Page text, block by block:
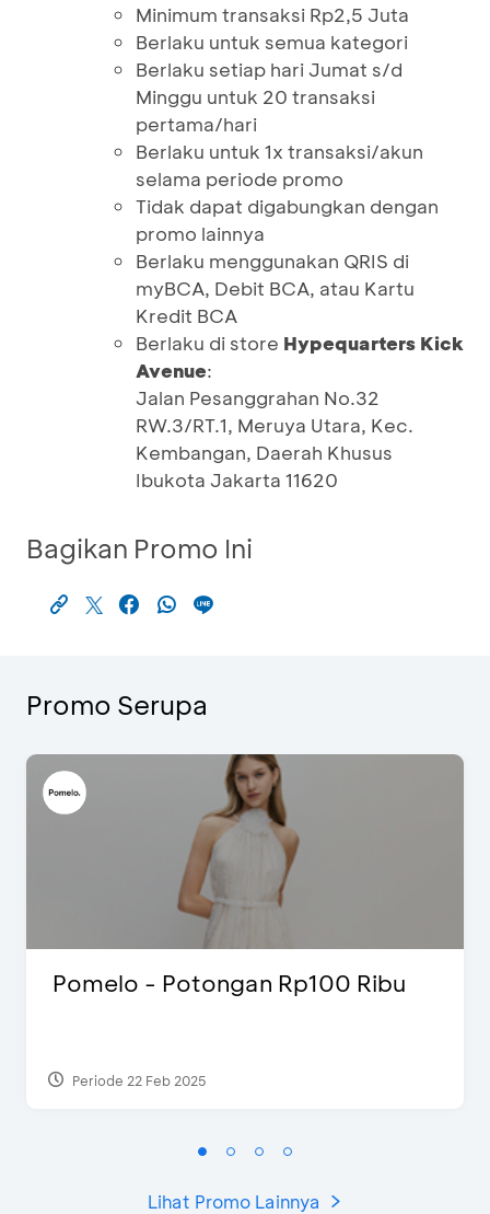
Minimum transaksi Rp2,5 Juta
Berlaku untuk semua kategori
Berlaku setiap hari Jumat s/d
Minggu untuk 20 transaksi
pertama/hari
Berlaku untuk 1x transaksi/akun
selama periode promo
Tidak dapat digabungkan dengan
promo lainnya
Berlaku menggunakan QRIS di
myBCA, Debit BCA, atau Kartu
Kredit BCA
Berlaku di store Hypequarters Kick
Avenue:
Jalan Pesanggrahan No.32
RW.3/RT.1, Meruya Utara, Kec.
Kembangan, Daerah Khusus
Ibukota Jakarta 11620
Bagikan Promo Ini
Promo Serupa
Pomelo - Potongan Rp100 Ribu
Periode 22 Feb 2025
Lihat Promo Lainnya